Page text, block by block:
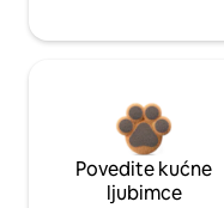
Povedite kućne
ljubimce